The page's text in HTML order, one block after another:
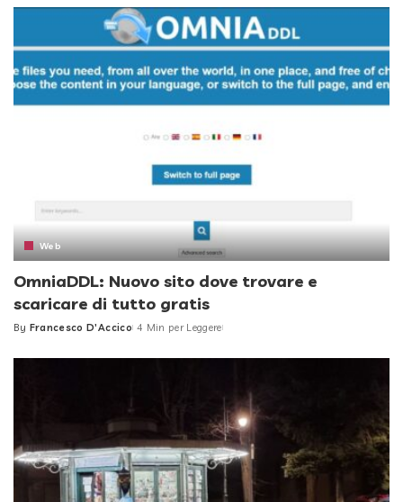
Web
OmniaDDL: Nuovo sito dove trovare e
scaricare di tutto gratis
Posted
By Francesco D'Accico 4 Min per Leggere